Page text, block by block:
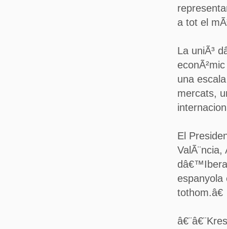
a tot el
La uniÃ³
una
mercats,
El
espanyola
tothom.â€